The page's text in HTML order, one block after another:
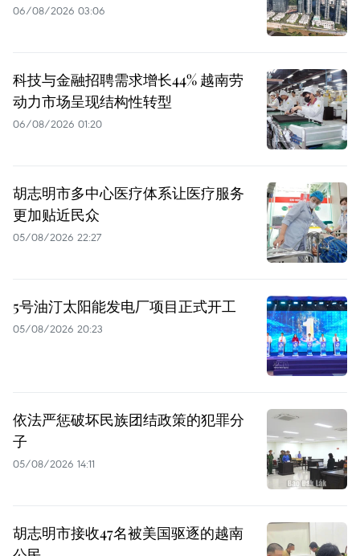
06/08/2026 03:06
科技与金融招聘需求增长44% 越南劳
动力市场呈现结构性转型
06/08/2026 01:20
胡志明市多中心医疗体系让医疗服务
更加贴近民众
05/08/2026 22:27
5号油汀太阳能发电厂项目正式开工
05/08/2026 20:23
依法严惩破坏民族团结政策的犯罪分
子
05/08/2026 14:11
胡志明市接收47名被美国驱逐的越南